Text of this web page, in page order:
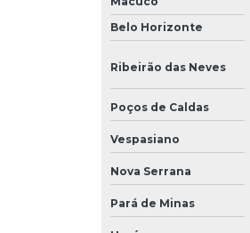
Belo Horizonte
Ribeirão das Neves
Poços de Caldas
Vespasiano
Nova Serrana
Pará de Minas